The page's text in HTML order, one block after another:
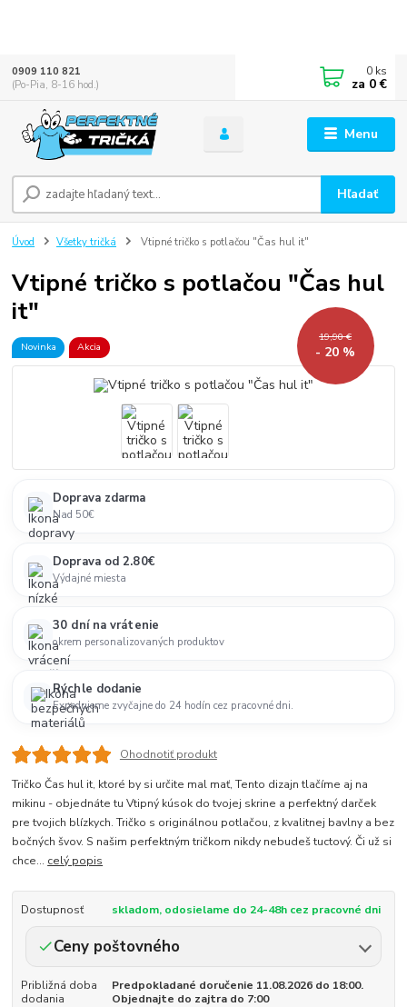
Menu
Hľadať
0909 110 821
(Po-Pia, 8-16 hod.)
0 ks
za 0 €
Úvod Všetky tričká Vtipné tričko s potlačou "Čas hul it"
Vtipné tričko s potlačou "Čas hul
it"
Novinka Akcia
19,90 €
- 20 %
Doprava zdarma
Nad 50€
Doprava od 2.80€
Výdajné miesta
30 dní na vrátenie
okrem personalizovaných produktov
Rýchle dodanie
Expedujeme zvyčajne do 24 hodín cez pracovné dni.
Ohodnotiť produkt
Tričko Čas hul it, ktoré by si určite mal mať, Tento dizajn tlačíme aj na
mikinu - objednáte tu Vtipný kúsok do tvojej skrine a perfektný darček
pre tvojich blízkych. Tričko s originálnou potlačou, z kvalitnej bavlny a bez
bočných švov. S našim perfektným tričkom nikdy nebudeš tuctový. Či už si
chce... celý popis
Dostupnosť skladom, odosielame do 24-48h cez pracovné dni
Ceny poštovného
Približná doba
dodania
Predpokladané doručenie 11.08.2026 do 18:00.
Objednajte do zajtra do 7:00